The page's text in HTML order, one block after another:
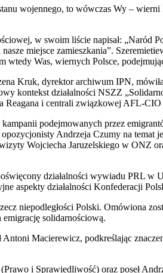
wojennego, to wówczas Wy –
w swoim liście napisał: „Naród
miejsce zamieszkania”.
Was, wiernych Polsce,
Kruk, dyrektor archiwum IPN,
kontekst działalności NSZZ
Reagana i centrali związkowej AFL-
podejmowanych przez
Andrzeja Czumy na temat
Wojciecha Jaruzelskiego w ONZ
działalności wywiadu PRL
aspekty działalności Konfederacji
niepodległości Polski. Omówiona
solidarnościową.
Macierewicz, podkreślając
i Sprawiedliwość) oraz poseł